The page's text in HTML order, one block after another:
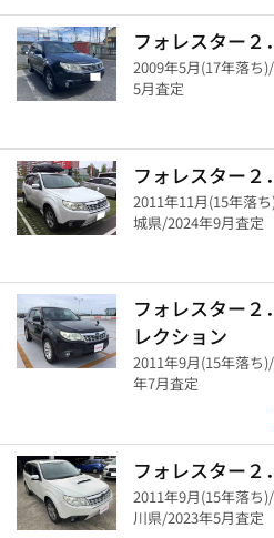
フォレスター２
2009年5月(17年落
5月査定
フォレスター
2011年11月(15年落
城県/2024年9月査定
フォレスター
レクション
2011年9月(15年落ち
年7月査定
フォレスター２
2011年9月(15年落ち
川県/2023年5月査定